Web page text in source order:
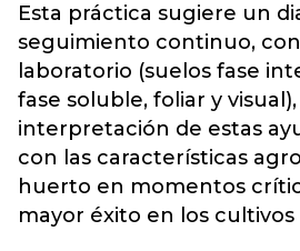
Esta práctica sugiere un
seguimiento continuo, con
laboratorio (suelos fase
fase soluble, foliar y
interpretación de estas
con las características
huerto en momentos
mayor éxito en los